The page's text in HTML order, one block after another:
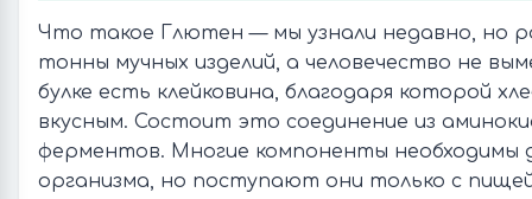
Что такое Глютен — мы узнали недавно, но
тонны мучных изделий, а человечество не
булке есть клейковина, благодаря которой
вкусным. Состоит это соединение из
ферментов. Многие компоненты необходимы
организма, но поступают они только с